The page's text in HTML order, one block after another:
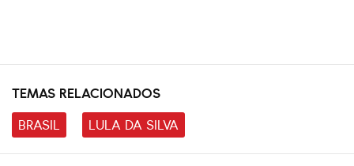
TEMAS RELACIONADOS
BRASIL
LULA DA SILVA